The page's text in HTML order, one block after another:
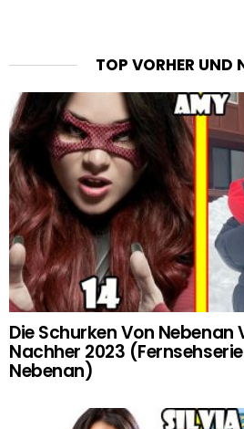
TOP VORHER UND
Die Schurken Von Nebenan
Nachher 2023
Nebenan)